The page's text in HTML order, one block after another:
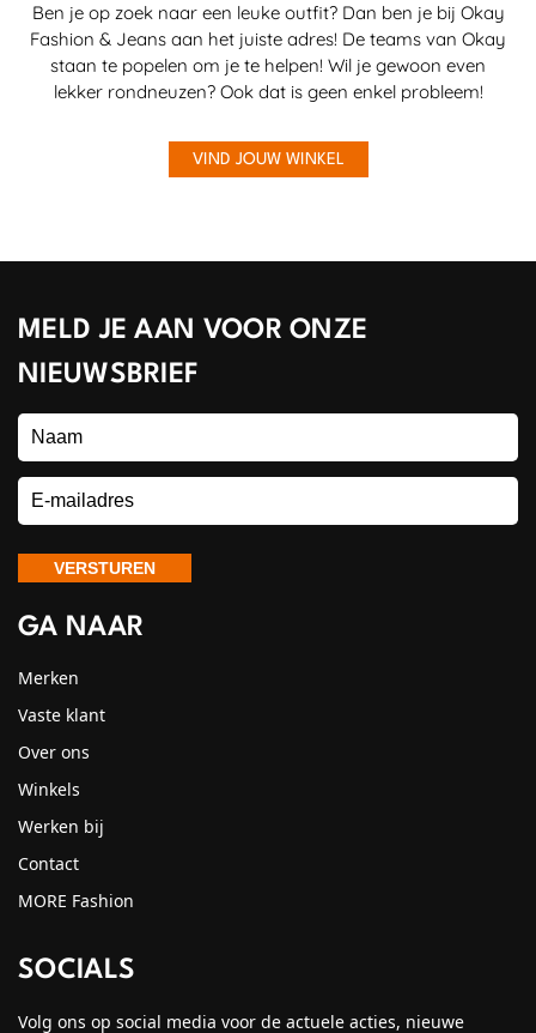
Ben je op zoek naar een leuke outfit? Dan ben je bij Okay
Fashion & Jeans aan het juiste adres! De teams van Okay
staan te popelen om je te helpen! Wil je gewoon even
lekker rondneuzen? Ook dat is geen enkel probleem!
VIND JOUW WINKEL
MELD JE AAN VOOR ONZE
NIEUWSBRIEF
GA NAAR
Merken
Vaste klant
Over ons
Winkels
Werken bij
Contact
MORE Fashion
SOCIALS
Volg ons op social media voor de actuele acties, nieuwe